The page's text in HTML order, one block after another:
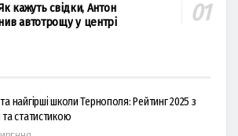
кажуть свідки, Антон
автотрощу у центрі
найгірші школи Тернополя: Рейтинг 2025 з
та статистикою